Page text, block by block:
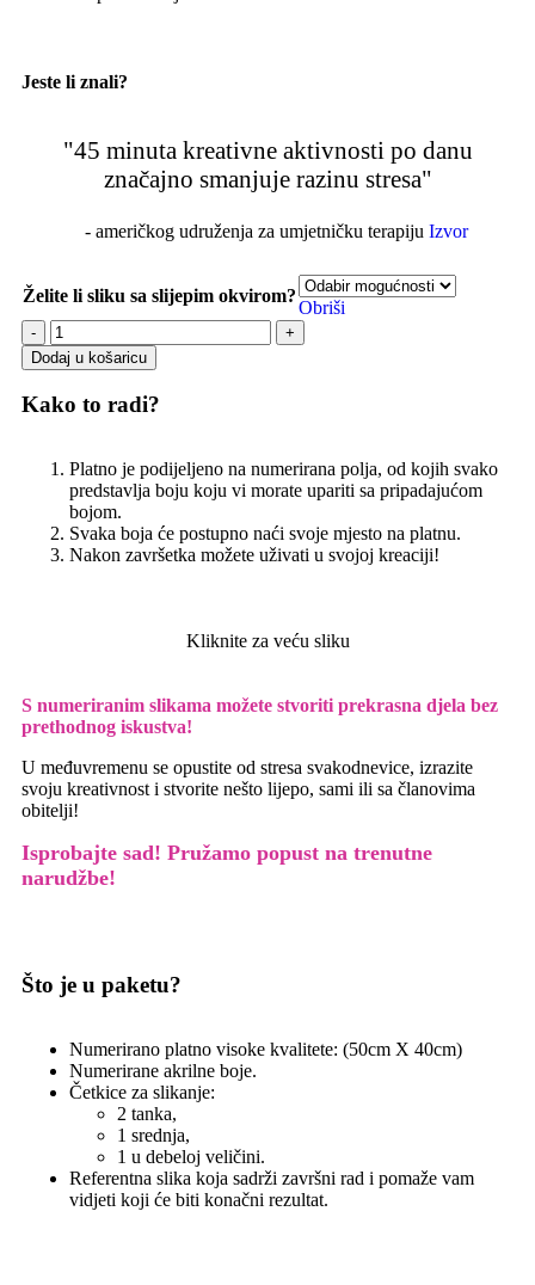
Jeste li znali?
"45 minuta kreativne aktivnosti po danu
značajno smanjuje razinu stresa"
- američkog udruženja za umjetničku terapiju Izvor
Želite li sliku sa slijepim okvirom?
Obriši
Dodaj u košaricu
Kako to radi?
Platno je podijeljeno na numerirana polja, od kojih svako
predstavlja boju koju vi morate upariti sa pripadajućom
bojom.
Svaka boja će postupno naći svoje mjesto na platnu.
Nakon završetka možete uživati u svojoj kreaciji!
Kliknite za veću sliku
S numeriranim slikama možete stvoriti prekrasna djela bez
prethodnog iskustva!
U međuvremenu se opustite od stresa svakodnevice, izrazite
svoju kreativnost i stvorite nešto lijepo, sami ili sa članovima
obitelji!
Isprobajte sad! Pružamo popust na trenutne
narudžbe!
Što je u paketu?
Numerirano platno visoke kvalitete: (50cm X 40cm)
Numerirane akrilne boje.
Četkice za slikanje:
2 tanka,
1 srednja,
1 u debeloj veličini.
Referentna slika koja sadrži završni rad i pomaže vam
vidjeti koji će biti konačni rezultat.